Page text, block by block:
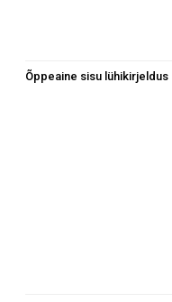
Õppeaine sisu lühikirjeldus